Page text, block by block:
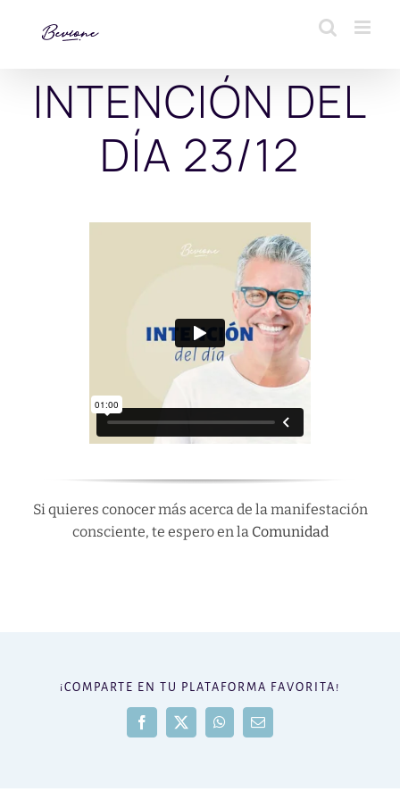
INTENCIÓN DEL
DÍA 23/12
Si quieres conocer más acerca de la manifestación
consciente, te espero en la Comunidad
¡COMPARTE EN TU PLATAFORMA FAVORITA!
Facebook
X WhatsAppCorreo